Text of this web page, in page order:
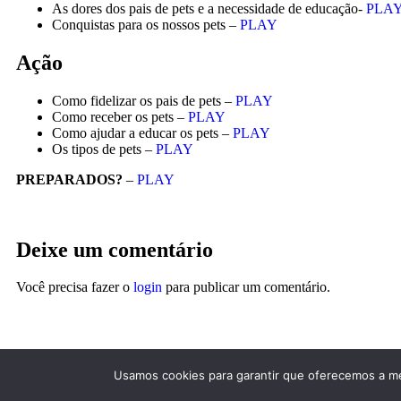
As dores dos pais de pets e a necessidade de educação-
Conquistas para os nossos pets – PLAY
Ação
Como fidelizar os pais de pets – PLAY
Como receber os pets – PLAY
Como ajudar a educar os pets – PLAY
Os tipos de pets – PLAY
PREPARADOS? – PLAY
Deixe um comentário
Você precisa fazer o login para publicar um comentário.
Usamos cookies para garantir que oferecemos a